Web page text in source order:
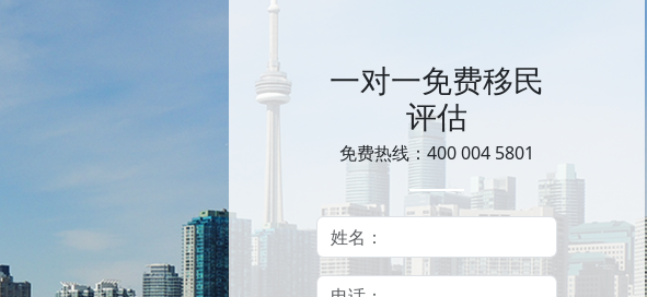
一对一免费移民
评估
免费热线：400 004 5801